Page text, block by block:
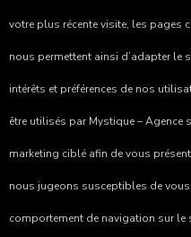
votre plus récente visite, les pages
nous permettent ainsi d’adapter le
intérêts et préférences de nos
être utilisés par Mystique – Agence
marketing ciblé afin de vous
nous jugeons susceptibles de
comportement de navigation sur le